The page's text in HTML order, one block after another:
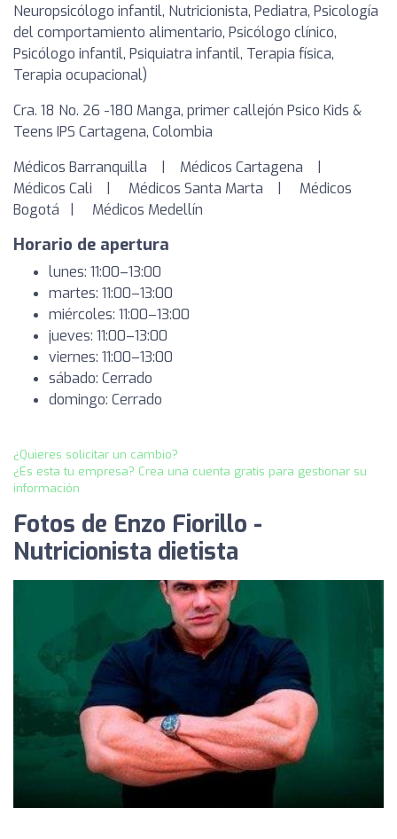
Neuropsicólogo infantil, Nutricionista, Pediatra, Psicología
del comportamiento alimentario, Psicólogo clínico,
Psicólogo infantil, Psiquiatra infantil, Terapia física,
Terapia ocupacional)
Cra. 18 No. 26 -180 Manga, primer callejón Psico Kids &
Teens IPS Cartagena, Colombia
Médicos Barranquilla | Médicos Cartagena |
Médicos Cali | Médicos Santa Marta | Médicos
Bogotá | Médicos Medellín
Horario de apertura
lunes: 11:00–13:00
martes: 11:00–13:00
miércoles: 11:00–13:00
jueves: 11:00–13:00
viernes: 11:00–13:00
sábado: Cerrado
domingo: Cerrado
¿Quieres solicitar un cambio?
¿Es esta tu empresa? Crea una cuenta gratis para gestionar su
información
Fotos de Enzo Fiorillo -
Nutricionista dietista